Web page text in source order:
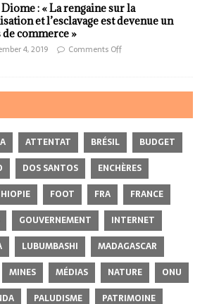
: « La rengaine sur la
et l’esclavage est devenue un
commerce »
4, 2019 Comments Off
ATTENTAT BRÉSIL
BUDGET
DOS SANTOS
ENCHÈRES
FOOT FRA
FRANCE
GOUVERNEMENT
INTERNET
LUBUMBASHI
MADAGASCAR
MINES MÉDIAS NATURE
ONU
PALUDISME PATRIMOINE